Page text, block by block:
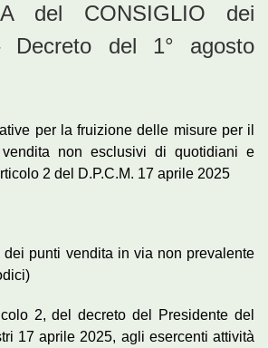
del CONSIGLIO dei
Decreto del 1° agosto
per la fruizione delle misure per il
non esclusivi di quotidiani e
2 del D.P.C.M. 17 aprile 2025
dei punti vendita in via non prevalente
2, del decreto del Presidente del
17 aprile 2025, agli esercenti attività